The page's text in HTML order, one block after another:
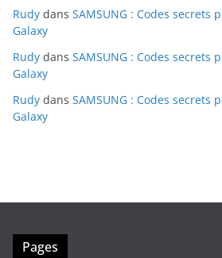
Rudy dans SAMSUNG : Codes secrets
Galaxy
Rudy dans SAMSUNG : Codes secrets
Galaxy
Rudy dans SAMSUNG : Codes secrets
Galaxy
Pages